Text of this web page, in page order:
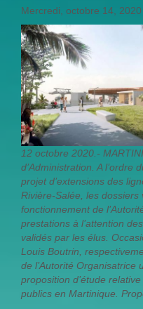
Mercredi, octobre 14,
12 octobre 2020.-
d’Administration. A l’ordre
projet d’extensions des
Rivière-Salée, les dossiers
fonctionnement de
prestations à l’attention
validés par les élus.
Louis Boutrin,
de l’Autorité Organisatrice
proposition d’étude
publics en Martinique.